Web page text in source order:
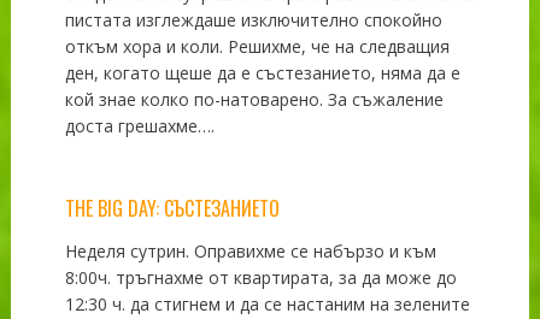
пистата изглеждаше изключително спокойно
откъм хора и коли. Решихме, че на следващия
ден, когато щеше да е състезанието, няма да е
кой знае колко по-натоварено. За съжаление
доста грешахме….
THE BIG DAY: СЪСТЕЗАНИЕТО
Неделя сутрин. Оправихме се набързо и към
8:00ч. тръгнахме от квартирата, за да може до
12:30 ч. да стигнем и да се настаним на зелените